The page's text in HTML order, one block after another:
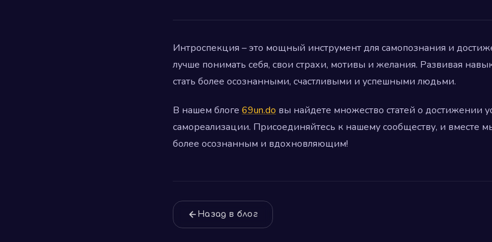
Интроспекция – это мощный инструмент для самопознания и
лучше понимать себя, свои страхи, мотивы и желания. Развивая
стать более осознанными, счастливыми и успешными людьми.
В нашем блоге 69un.do вы найдете множество статей о достижении
самореализации. Присоединяйтесь к нашему сообществу, и вместе
более осознанным и вдохновляющим!
Назад в блог